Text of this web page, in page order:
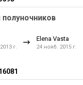
г.
Elena Vasta
24 нояб. 2015 г.